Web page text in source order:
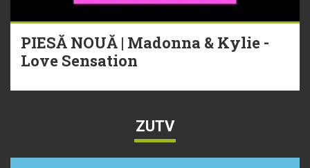
PIESĂ NOUĂ | Madonna & Kylie -
Love Sensation
ZUTV